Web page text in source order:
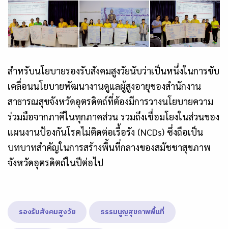
สำหรับนโยบายรองรับสังคมสูงวัยนับว่าเป็นหนึ่งในการขับ
เคลื่อนนโยบายพัฒนางานดูแลผู้สูงอายุของสำนักงาน
สาธารณสุขจังหวัดอุตรดิตถ์ที่ต้องมีการวางนโยบายความ
ร่วมมือจากภาคีในทุกภาคส่วน รวมถึงเชื่อมโยงในส่วนของ
แผนงานป้องกันโรคไม่ติดต่อเรื้อรัง (NCDs) ซึ่งถือเป็น
บทบาทสำคัญในการสร้างพื้นที่กลางของสมัชชาสุขภาพ
จังหวัดอุตรดิตถ์ในปีต่อไป
รองรับสังคมสูงวัย ธรรมนูญสุขภาพพื้นที่